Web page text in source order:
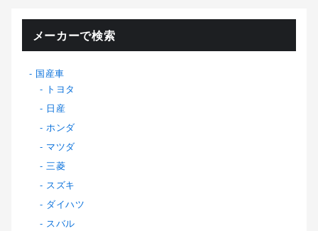
メーカーで検索
国産車
トヨタ
日産
ホンダ
マツダ
三菱
スズキ
ダイハツ
スバル